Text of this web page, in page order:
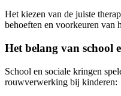
Het kiezen van de juiste
behoeften en voorkeuren van
Het belang van school
School en sociale kringen
rouwverwerking bij kinderen: